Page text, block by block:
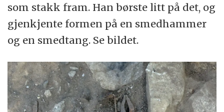
som stakk fram. Han børste litt på det, og
gjenkjente formen på en smedhammer
og en smedtang. Se bildet.